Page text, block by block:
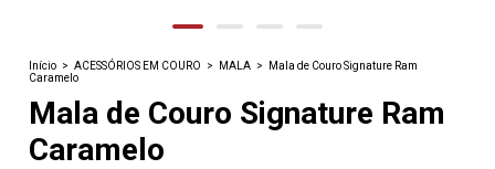
Início > ACESSÓRIOS EM COURO > MALA >
Mala de Couro Signature Ram
Caramelo
Mala de Couro Signature Ram
Caramelo